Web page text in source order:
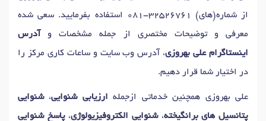
از شماره(های)
081-32526761
استفاده بفرمایید. سعی شده
معرفی و توضیحات مختصری از جمله مشخصات و آدرس
اینستاگرام علی بهروزی، آدرس وب سایت و ساعات کاری مرکز را
در اختیار شما قرار دهیم.
علی بهروزی همچنین خدماتی ازجمله ارزیابی شنوایی،شنوایی
پتانسیل های برانگیخته،شنوایی الکتروفیزیولوژی،پاسخ شنوایی